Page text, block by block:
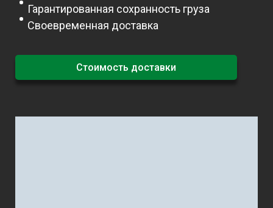
Гарантированная сохранность груза
Своевременная доставка
Стоимость доставки